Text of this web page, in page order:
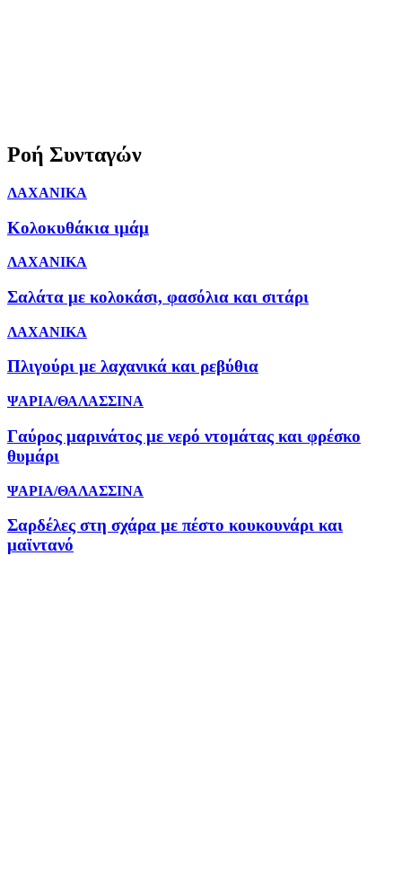
Ροή Συνταγών
ΛΑΧΑΝΙΚΑ
Κολοκυθάκια ιμάμ
ΛΑΧΑΝΙΚΑ
Σαλάτα με κολοκάσι, φασόλια και σιτάρι
ΛΑΧΑΝΙΚΑ
Πλιγούρι με λαχανικά και ρεβύθια
ΨΑΡΙΑ/ΘΑΛΑΣΣΙΝΑ
Γαύρος μαρινάτος με νερό ντομάτας και φρέσκο
θυμάρι
ΨΑΡΙΑ/ΘΑΛΑΣΣΙΝΑ
Σαρδέλες στη σχάρα με πέστο κουκουνάρι και
μαϊντανό